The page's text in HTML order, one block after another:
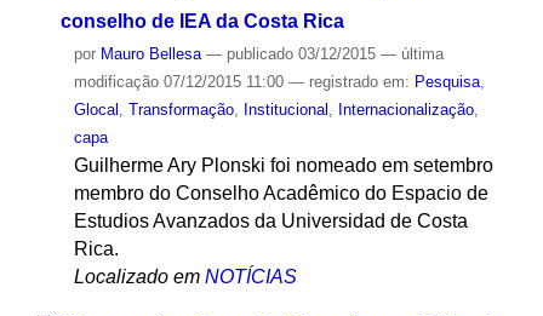
conselho de IEA da Costa Rica
por Mauro Bellesa — publicado03/12/2015 — última
modificação07/12/2015 11:00 — registrado em: Pesquisa,
Glocal Transformação, Institucional Internacionalização,
capa
Guilherme Ary Plonski foi nomeado em setembro
membro do Conselho Acadêmico do Espacio de
Estudios Avanzados da Universidad de Costa
Rica.
Localizado em NOTÍCIAS